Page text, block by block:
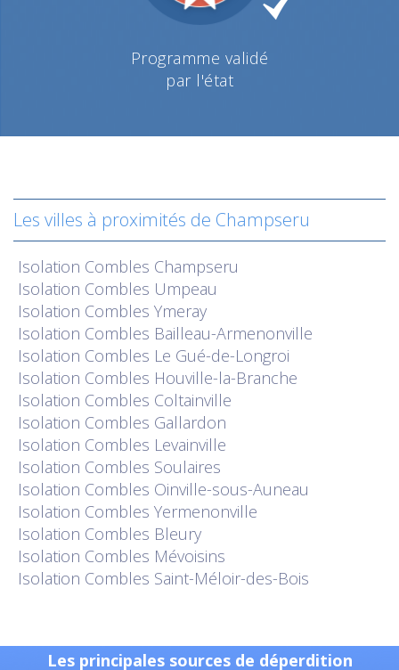
Programme validé
par l'état
Les villes à proximités de Champseru
Isolation Combles Champseru
Isolation Combles Umpeau
Isolation Combles Ymeray
Isolation Combles Bailleau-Armenonville
Isolation Combles Le Gué-de-Longroi
Isolation Combles Houville-la-Branche
Isolation Combles Coltainville
Isolation Combles Gallardon
Isolation Combles Levainville
Isolation Combles Soulaires
Isolation Combles Oinville-sous-Auneau
Isolation Combles Yermenonville
Isolation Combles Bleury
Isolation Combles Mévoisins
Isolation Combles Saint-Méloir-des-Bois
Les principales sources de déperdition